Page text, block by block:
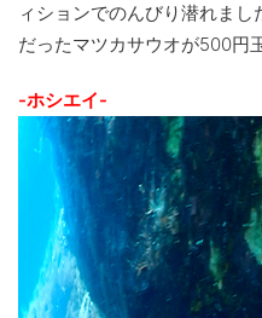
ィションでのんびり潜れま
だったマツカサウオが500円
-ホシエイ-